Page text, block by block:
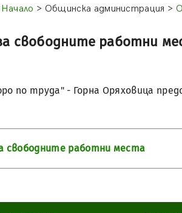
Начало > Общинска администрация >
свободните работни
по труда" - Горна Оряховица
свободните работни места